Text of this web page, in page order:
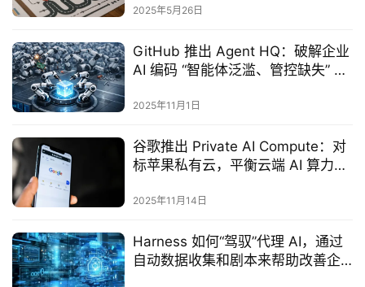
2025年5月26日
GitHub 推出 Agent HQ：破解企业
AI 编码 “智能体泛滥、管控缺失” 难
2025年11月1日
谷歌推出 Private AI Compute：对
标苹果私有云，平衡云端 AI 算力与
2025年11月14日
Harness 如何“驾驭”代理 AI，通过
自动数据收集和剧本来帮助改善企